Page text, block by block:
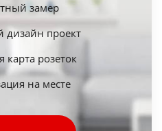
замер
дизайн проект
карта розеток
на месте